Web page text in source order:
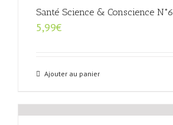
Santé Science & Conscience N°6
5,99€
Ajouter au panier